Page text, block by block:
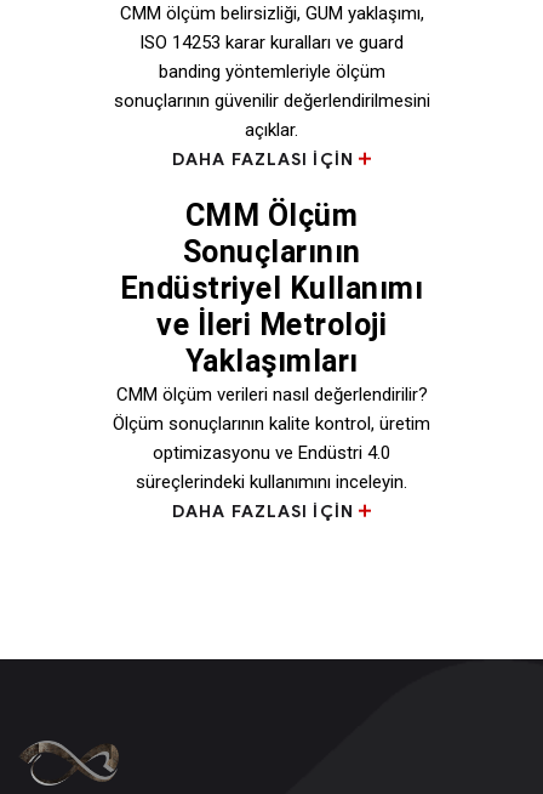
CMM ölçüm belirsizliği, GUM yaklaşımı,
ISO 14253 karar kuralları ve guard
banding yöntemleriyle ölçüm
sonuçlarının güvenilir değerlendirilmesini
açıklar.
DAHA FAZLASI IÇIN
CMM Ölçüm
Sonuçlarının
Endüstriyel Kullanımı
ve İleri Metroloji
Yaklaşımları
CMM ölçüm verileri nasıl değerlendirilir?
Ölçüm sonuçlarının kalite kontrol, üretim
optimizasyonu ve Endüstri 4.0
süreçlerindeki kullanımını inceleyin.
DAHA FAZLASI IÇIN